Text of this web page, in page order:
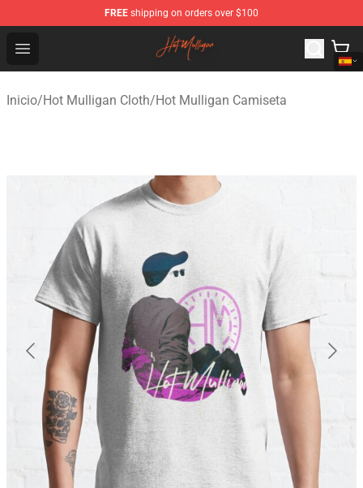
FREE shipping on orders over $100
Open menu
Hot Mulligan Shop - Official Hot Mulligan Merchandise
Inicio/Hot Mulligan Cloth/Hot Mulligan Camiseta